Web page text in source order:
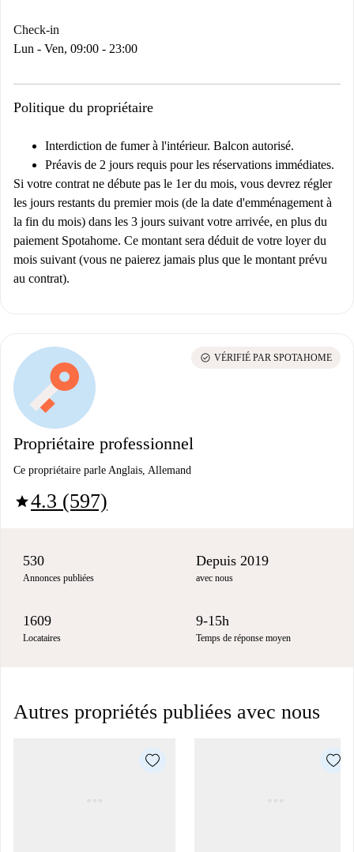
Check-in
Lun - Ven, 09:00 - 23:00
Politique du propriétaire
Interdiction de fumer à l'intérieur. Balcon autorisé.
Préavis de 2 jours requis pour les réservations immédiates.
Si votre contrat ne débute pas le 1er du mois, vous devrez régler
les jours restants du premier mois (de la date d'emménagement à
la fin du mois) dans les 3 jours suivant votre arrivée, en plus du
paiement Spotahome. Ce montant sera déduit de votre loyer du
mois suivant (vous ne paierez jamais plus que le montant prévu
au contrat).
Propriétaire professionnel
Ce propriétaire parle Anglais, Allemand
star4.3 (597)
check_circle VÉRIFIÉ PAR SPOTAHOME
530
Annonces publiées
Depuis 2019
avec nous
1609
Locataires
9-15h
Temps de réponse moyen
Autres propriétés publiées avec nous